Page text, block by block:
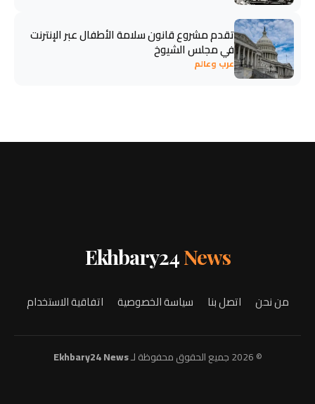
تقدم مشروع قانون سلامة الأطفال عبر الإنترنت
في مجلس الشيوخ
عرب وعالم
Ekhbary24News
من نحن اتصل بنا سياسة الخصوصية اتفاقية الاستخدام
© 2026 جميع الحقوق محفوظة لـ Ekhbary24 News